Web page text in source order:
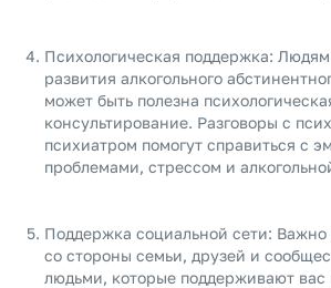
Психологическая поддержка:
развития алкогольного
может быть полезна
консультирование. Разговоры с
психиатром помогут справиться с
проблемами, стрессом и
Поддержка социальной сети:
со стороны семьи, друзей и
людьми, которые поддерживают вас